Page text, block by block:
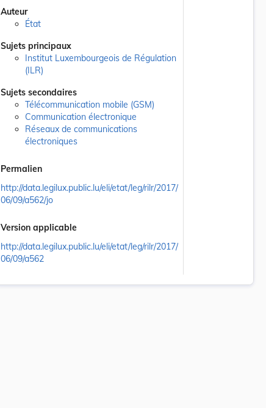
Auteur
État
Sujets principaux
Institut Luxembourgeois de Régulation
(ILR)
Sujets secondaires
Télécommunication mobile (GSM)
Communication électronique
Réseaux de communications
électroniques
Permalien
http://data.legilux.public.lu/eli/etat/leg/rilr/2017/
06/09/a562/jo
Version applicable
http://data.legilux.public.lu/eli/etat/leg/rilr/2017/
06/09/a562